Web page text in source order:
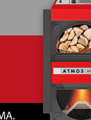
Obnovit
se
se přes Facebook
chci se